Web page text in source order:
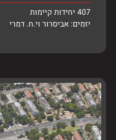
407 יחידות קיימות
יזמים: אביסרור וי.ח. דמרי